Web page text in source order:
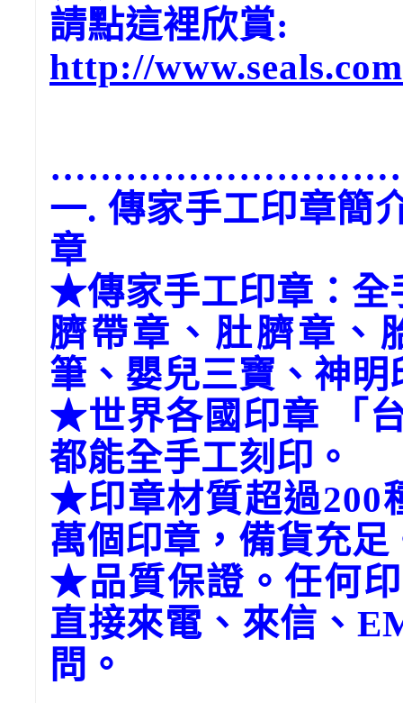
請點這裡欣賞:
http://
一. 傳家手工印章簡
章
★傳家手工印章：全
臍帶章、肚臍章、
筆、嬰兒三寶、神
★世界各國印章 「
都能全手工刻印。
★印章材質超過200
萬個印章，備貨充足
★品質保證。任何
直接來電、來信、
問。